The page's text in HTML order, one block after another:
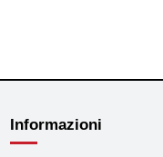
Informazioni